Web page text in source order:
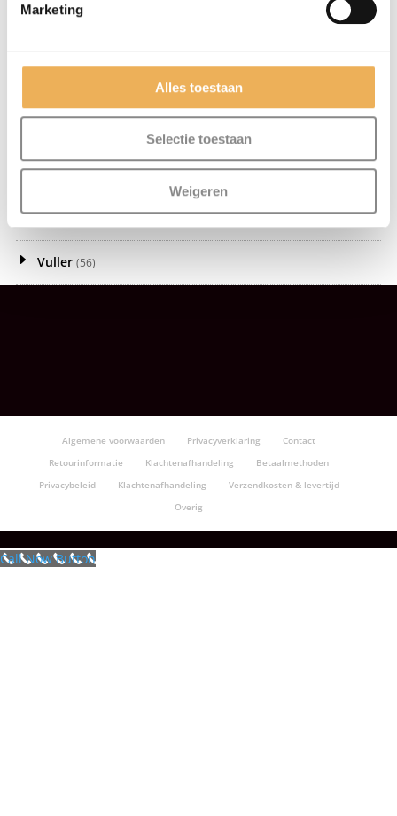
Marketing
Alles toestaan
Selectie toestaan
Weigeren
Schroeven (92)
Schuurproducten (30)
Vuller (56)
Algemene voorwaarden Privacyverklaring
Contact
Retourinformatie
Klachtenafhandeling
Betaalmethoden
Privacybeleid
Klachtenafhandeling
Verzendkosten & levertijd
Overig
Call Now Button